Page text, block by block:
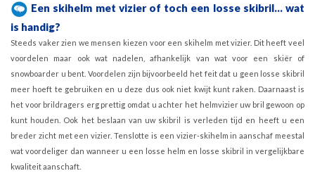
Een skihelm met vizier of toch een losse skibril... wat
is handig?
Steeds vaker zien we mensen kiezen voor een skihelm met vizier. Dit heeft veel
voordelen maar ook wat nadelen, afhankelijk van wat voor een skiër of
snowboarder u bent. Voordelen zijn bijvoorbeeld het feit dat u geen losse skibril
meer hoeft te gebruiken en u deze dus ook niet kwijt kunt raken. Daarnaast is
het voor brildragers erg prettig omdat u achter het helmvizier uw bril gewoon op
kunt houden. Ook het beslaan van uw skibril is verleden tijd en heeft u een
breder zicht met een vizier. Tenslotte is een vizier-skihelm in aanschaf meestal
wat voordeliger dan wanneer u een losse helm en losse skibril in vergelijkbare
kwaliteit aanschaft.